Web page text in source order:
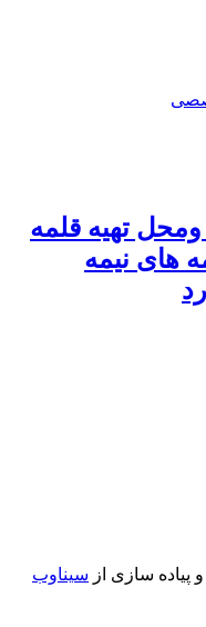
تهیه قلمه
های نیمه
پیاده سازی از سیناوب